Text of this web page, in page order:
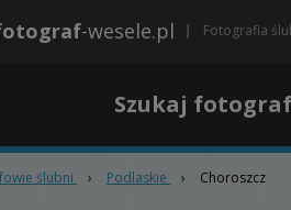
-wesele.pl Fotografia
Szukaj
ślubni › Podlaskie › Choroszcz